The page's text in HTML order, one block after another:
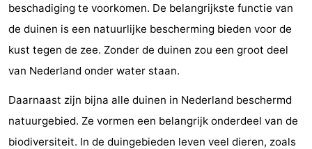
beschadiging te voorkomen. De belangrijkste functie van
de duinen is een natuurlijke bescherming bieden voor de
kust tegen de zee. Zonder de duinen zou een groot deel
van Nederland onder water staan.
Daarnaast zijn bijna alle duinen in Nederland beschermd
natuurgebied. Ze vormen een belangrijk onderdeel van de
biodiversiteit. In de duingebieden leven veel dieren, zoals